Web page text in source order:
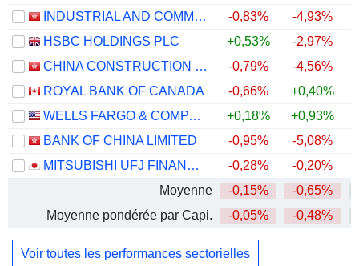
INDUSTRIAL AND COMMERCIAL BANK OF CHINA LIMITED
-0,83% -4,93%
HSBC HOLDINGS PLC
+0,53% -2,97%
CHINA CONSTRUCTION BANK CORPORATION
-0,79% -4,56%
ROYAL BANK OF CANADA
-0,66% +0,40%
WELLS FARGO & COMPANY
+0,18% +0,93%
BANK OF CHINA LIMITED
-0,95% -5,08%
MITSUBISHI UFJ FINANCIAL GROUP, INC.
-0,28% -0,20%
Moyenne
-0,15% -0,65%
Moyenne pondérée par Capi.
-0,05% -0,48%
Voir toutes les performances sectorielles